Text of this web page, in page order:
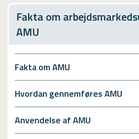
Fakta om
AMU
Fakta om AMU
Hvordan gennemføres AMU
Anvendelse af AMU